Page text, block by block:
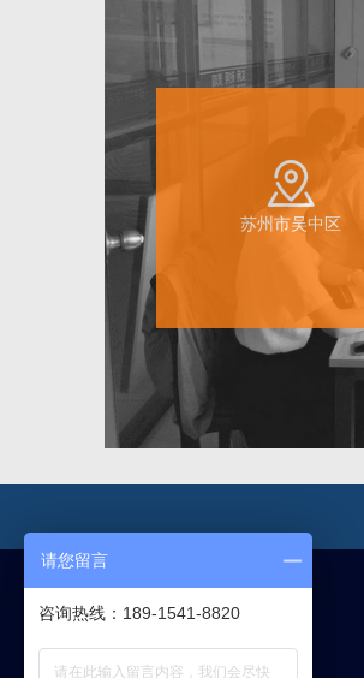
苏州市吴中区
请您留言
咨询热线：189-1541-8820